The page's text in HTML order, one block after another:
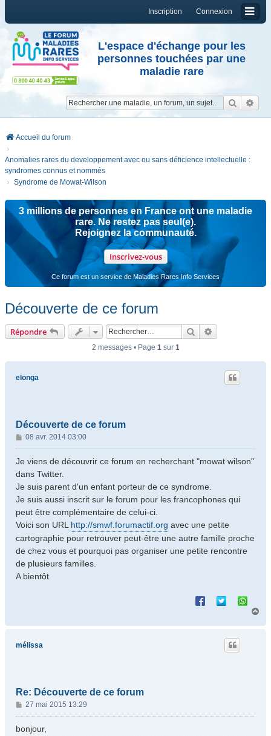
Connexion
Inscription
L'espace d'échange pour les
personnes touchées par une
maladie rare
Accueil du forum
Anomalies rares du developpement avec ou sans déficience intellectuelle :
syndromes connus et nommés
Syndrome de Mowat-Wilson
3 millions de personnes en France ont une maladie
rare. Ne restez pas seul(e).
Rejoignez la communauté.
Inscrivez-vous
Ce forum est un service de Maladies Rares Info Services
Découverte de ce forum
Répondre Rechercher
2 messages • Page 1sur 1
elonga
Découverte de ce forum
M
e
s
g
e
08 avr. 2014 03:00
Je viens de découvrir ce forum en recherchant "mowat wilson"
dans Twitter.
Je suis parent d'un enfant porteur de ce syndrome.
Je suis aussi inscrit sur le forum pour les francophones qui
peut être complémentaire de celui-ci.
Voici son URL http://smwf.forumactif.org avec une petite
cartographie pour retrouver peut-être une autre famille proche
de chez vous et pourquoi pas organiser une petite rencontre
de plusieurs familles.
A bientôt
mélissa
Re: Découverte de ce forum
M
e
s
27 mai 2015 13:29
bonjour,